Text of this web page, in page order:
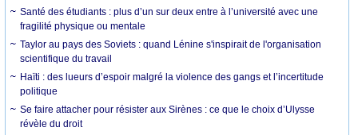
Santé des étudiants : plus d’un sur deux entre à l’université avec une
fragilité physique ou mentale
Taylor au pays des Soviets : quand Lénine s'inspirait de l'organisation
scientifique du travail
Haïti : des lueurs d’espoir malgré la violence des gangs et l’incertitude
politique
Se faire attacher pour résister aux Sirènes : ce que le choix d’Ulysse
révèle du droit